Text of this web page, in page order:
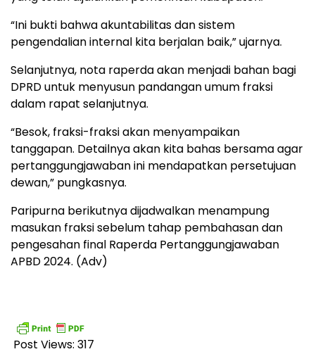
“Ini bukti bahwa akuntabilitas dan sistem
pengendalian internal kita berjalan baik,” ujarnya.
Selanjutnya, nota raperda akan menjadi bahan bagi
DPRD untuk menyusun pandangan umum fraksi
dalam rapat selanjutnya.
“Besok, fraksi-fraksi akan menyampaikan
tanggapan. Detailnya akan kita bahas bersama agar
pertanggungjawaban ini mendapatkan persetujuan
dewan,” pungkasnya.
Paripurna berikutnya dijadwalkan menampung
masukan fraksi sebelum tahap pembahasan dan
pengesahan final Raperda Pertanggungjawaban
APBD 2024. (Adv)
Post Views: 317